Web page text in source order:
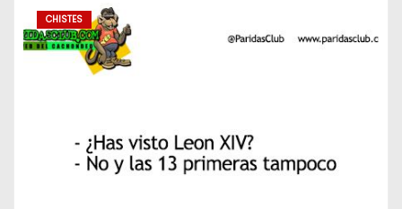
CHISTES